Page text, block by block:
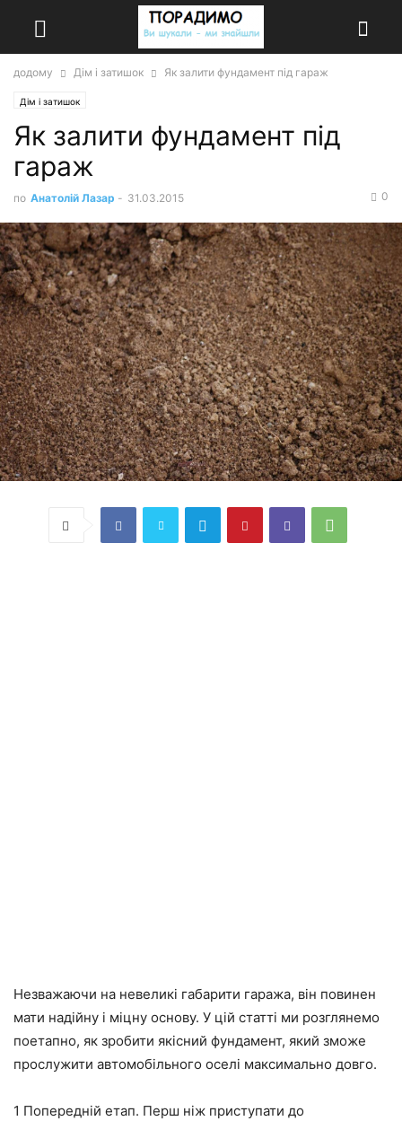
додому Дім і затишок Як залити фундамент під гараж
Дім і затишок
Як залити фундамент під
гараж
по Анатолій Лазар - 31.03.2015 0
Незважаючи на невеликі габарити гаража, він повинен
мати надійну і міцну основу. У цій статті ми розглянемо
поетапно, як зробити якісний фундамент, який зможе
прослужити автомобільного оселі максимально довго.
1 Попередній етап. Перш ніж приступати до